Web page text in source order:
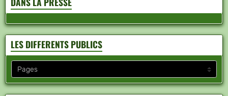
LES DIFFERENTS PUBLICS